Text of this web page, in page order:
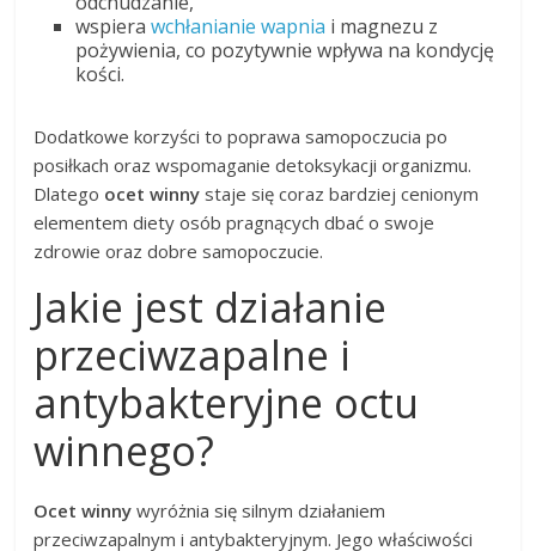
wspierawchłanianie wapnia i magnezu z
pożywienia, co pozytywnie wpływa na kondycję
kości.
Dodatkowe korzyści to poprawa samopoczucia po
posiłkach oraz wspomaganie detoksykacji organizmu.
Dlatego ocet winny staje się coraz bardziej cenionym
elementem diety osób pragnących dbać o swoje
zdrowie oraz dobre samopoczucie.
Jakie jest działanie
przeciwzapalne i
antybakteryjne octu
winnego?
Ocet winny wyróżnia się silnym działaniem
przeciwzapalnym i antybakteryjnym. Jego właściwości